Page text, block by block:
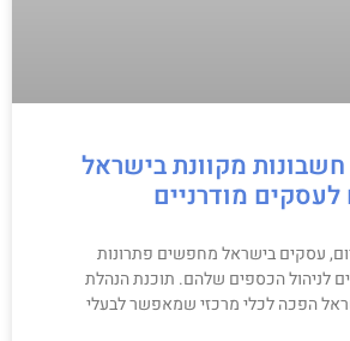
מקוונת בישראל
מודרניים
עסקים בישראל מחפשים פתרונות
לניהול הכספים שלהם. תוכנת הנהלת
הפכה לכלי מרכזי שמאפשר לבעלי